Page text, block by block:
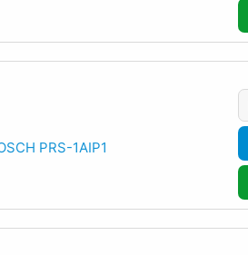
PRS-1AIP1